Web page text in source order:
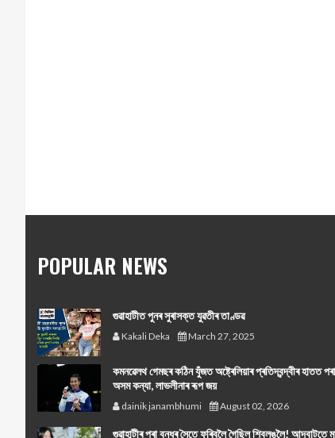
POPULAR NEWS
গুৱাহাটীত পুনৰ সুৰাসক্ত যুৱতীৰ তাণ্ডৱ
Kakali Deka March 27, 2025
কমনৱেলথ গেমছৰ কঠিন যুঁজত অষ্ট্ৰেলিয়াৰ প্ৰতিদ্বন্দ্বীৰ হাতত
অসম কন্যা, লাভলীনাৰ ৰূপ জয়
dainik janambhumi August 02, 2026
গুৱাহাটীৰ পৰা বন্ধুৰ সৈতে ফুৰিবলৈ গৈছিল শ্বিলঙলৈ! আদবাটতে